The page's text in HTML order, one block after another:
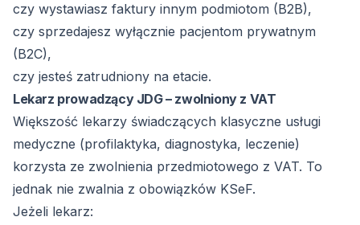
czy wystawiasz faktury innym podmiotom (B2B),
czy sprzedajesz wyłącznie pacjentom prywatnym
(B2C),
czy jesteś zatrudniony na etacie.
Lekarz prowadzący JDG – zwolniony z VAT
Większość lekarzy świadczących klasyczne usługi
medyczne (profilaktyka, diagnostyka, leczenie)
korzysta ze zwolnienia przedmiotowego z VAT. To
jednak nie zwalnia z obowiązków KSeF.
Jeżeli lekarz: